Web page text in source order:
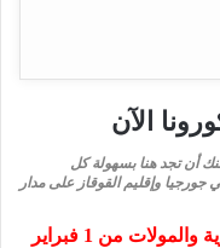
الآن
أن تجد هنا بسهولة كل
جورجيا وإقليم القوقاز على مدار